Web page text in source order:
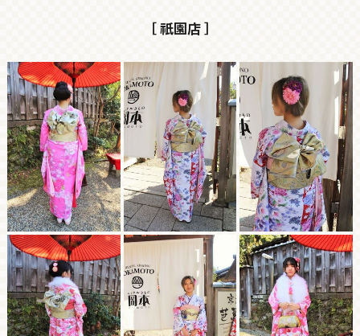
［ 祇園店 ］